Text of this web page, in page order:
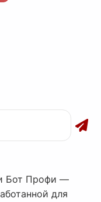
Бот Профи —
для